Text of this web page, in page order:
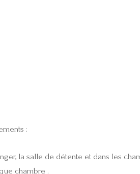
:
la salle de détente et dans les
chambre .